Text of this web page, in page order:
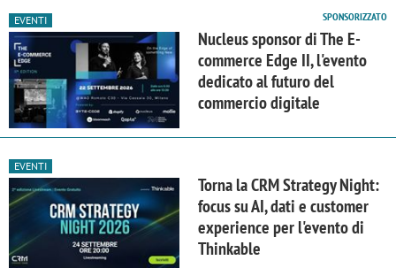
EVENTI SPONSORIZZATO
Nucleus sponsor di The E-
commerce Edge II, l'evento
dedicato al futuro del
commercio digitale
EVENTI
Torna la CRM Strategy Night:
focus su AI, dati e customer
experience per l'evento di
Thinkable